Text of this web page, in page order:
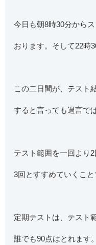
今日も朝8時30分から
おります。そして22時
この二日間が、テスト
すると言っても過言で
テスト範囲を一回より
3回とすすめていくこと
定期テストは、テスト
誰でも90点はとれます。